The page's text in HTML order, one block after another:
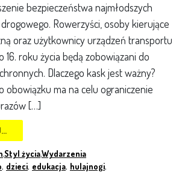
bezpieczeństwa najmłodszych
Rowerzyści, osoby kierujące
oraz użytkownicy urządzeń transportu
16. roku życia będą zobowiązani do
Dlaczego kask jest ważny?
obowiązku ma na celu ograniczenie
[…]
,Styl życia,Wydarzenia
, dzieci, edukacja, hulajnogi,